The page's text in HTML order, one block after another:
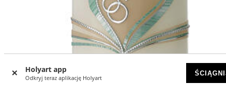
Holyart app
Odkryj teraz aplikację Holyart